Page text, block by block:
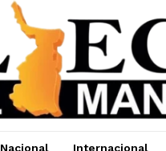
Nacional Internacional